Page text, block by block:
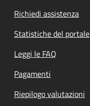
Richiedi assistenza
Statistiche del portale
Leggi le FAQ
Pagamenti
Riepilogo valutazioni